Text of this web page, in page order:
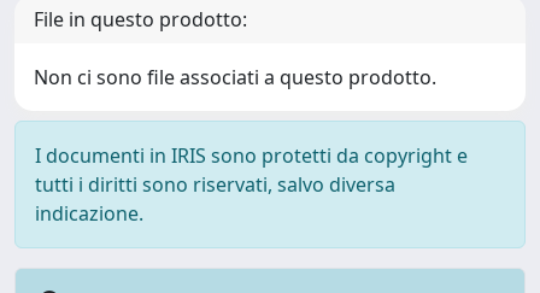
File in questo prodotto:
Non ci sono file associati a questo prodotto.
I documenti in IRIS sono protetti da copyright e
tutti i diritti sono riservati, salvo diversa
indicazione.